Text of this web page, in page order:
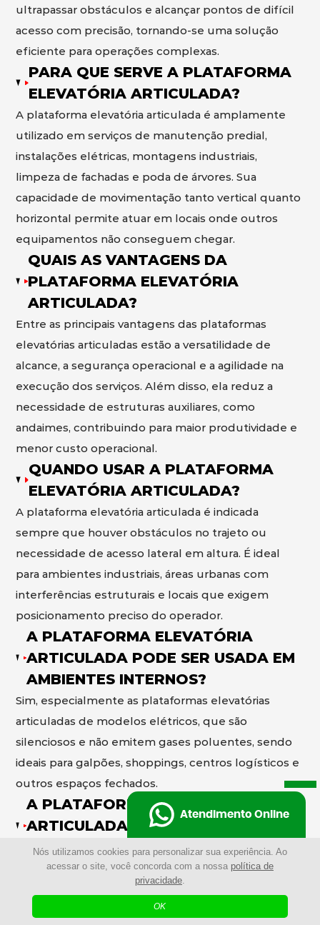
Nós utilizamos cookies para personalizar sua experiência. Ao
acessar o site, você concorda com a nossa política de
privacidade.
OK
ultrapassar obstáculos e alcançar pontos de difícil
acesso com precisão, tornando-se uma solução
eficiente para operações complexas.
PARA QUE SERVE A PLATAFORMA
ELEVATÓRIA ARTICULADA?
A plataforma elevatória articulada é amplamente
utilizado em serviços de manutenção predial,
instalações elétricas, montagens industriais,
limpeza de fachadas e poda de árvores. Sua
capacidade de movimentação tanto vertical quanto
horizontal permite atuar em locais onde outros
equipamentos não conseguem chegar.
QUAIS AS VANTAGENS DA
PLATAFORMA ELEVATÓRIA
ARTICULADA?
Entre as principais vantagens das plataformas
elevatórias articuladas estão a versatilidade de
alcance, a segurança operacional e a agilidade na
execução dos serviços. Além disso, ela reduz a
necessidade de estruturas auxiliares, como
andaimes, contribuindo para maior produtividade e
menor custo operacional.
QUANDO USAR A PLATAFORMA
ELEVATÓRIA ARTICULADA?
A plataforma elevatória articulada é indicada
sempre que houver obstáculos no trajeto ou
necessidade de acesso lateral em altura. É ideal
para ambientes industriais, áreas urbanas com
interferências estruturais e locais que exigem
posicionamento preciso do operador.
A PLATAFORMA ELEVATÓRIA
ARTICULADA PODE SER USADA EM
AMBIENTES INTERNOS?
Sim, especialmente as plataformas elevatórias
articuladas de modelos elétricos, que são
silenciosos e não emitem gases poluentes, sendo
ideais para galpões, shoppings, centros logísticos e
outros espaços fechados.
A PLATAFORMA ELEVATÓRIA
ARTICULADA PODE SER USADA EM
AMBIENTES EXTERNOS?
Sim, existem as plataformas elevatórias articuladas
de modelos a diesel desenvolvidos para operar em
ambientes externos, com maior potência e
Atendimento Online